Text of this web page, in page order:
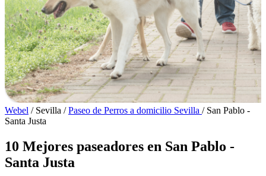
Webel / Sevilla / Paseo de Perros a domicilio Sevilla / San Pablo -
Santa Justa
10 Mejores paseadores en San Pablo -
Santa Justa